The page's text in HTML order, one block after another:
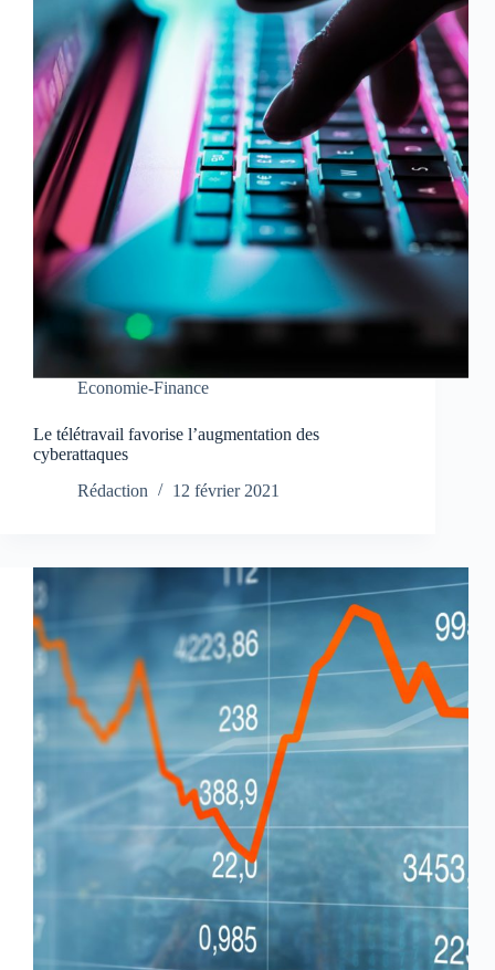
Economie-Finance
Le télétravail favorise l’augmentation des
cyberattaques
Rédaction
12 février 2021